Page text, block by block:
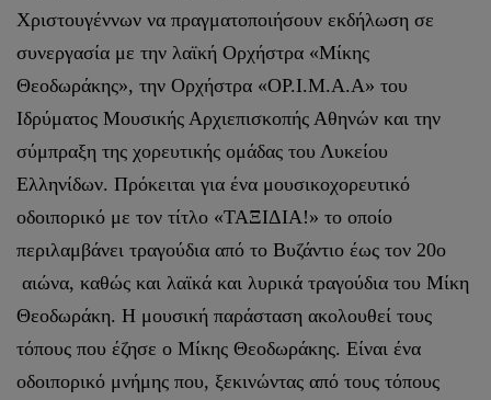
Χριστουγέννων να πραγματοποιήσουν εκδήλωση σε
συνεργασία με την λαϊκή Ορχήστρα «Μίκης
Θεοδωράκης», την Ορχήστρα «ΟΡ.Ι.Μ.Α.Α» του
Ιδρύματος Μουσικής Αρχιεπισκοπής Αθηνών και την
σύμπραξη της χορευτικής ομάδας του Λυκείου
Ελληνίδων. Πρόκειται για ένα μουσικοχορευτικό
οδοιπορικό με τον τίτλο «ΤΑΞΙΔΙΑ!» το οποίο
περιλαμβάνει τραγούδια από το Βυζάντιο έως τον 20ο
αιώνα, καθώς και λαϊκά και λυρικά τραγούδια του Μίκη
Θεοδωράκη. Η μουσική παράσταση ακολουθεί τους
τόπους που έζησε ο Μίκης Θεοδωράκης. Είναι ένα
οδοιπορικό μνήμης που, ξεκινώντας από τους τόπους